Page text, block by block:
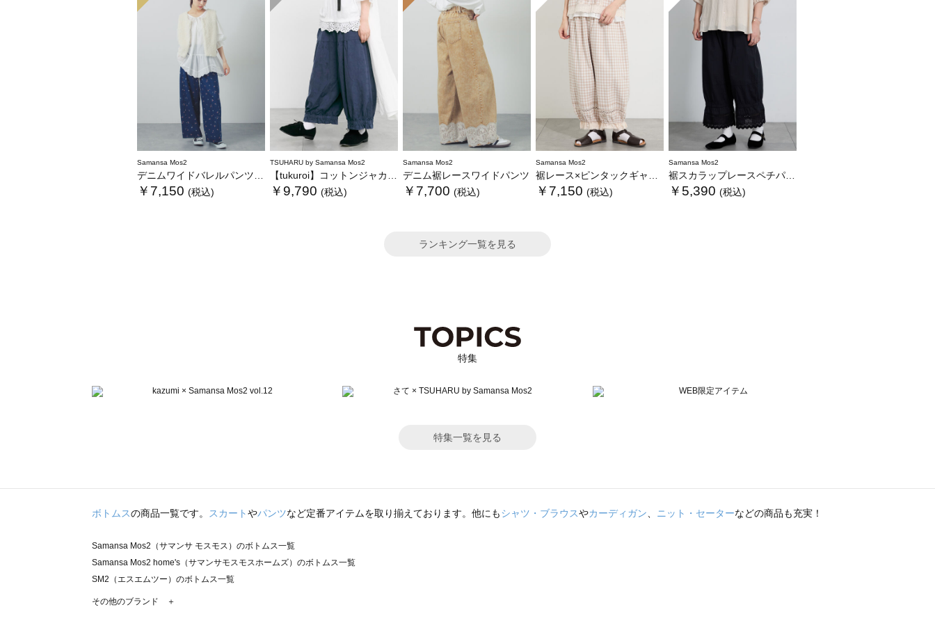
Samansa Mos2
デニムワイドバレルパンツ〈WEB限定SS・XLサイズ〉
￥7,150 (税込)
TSUHARU by Samansa Mos2
【tukuroi】コットンジャカード製品染め裾フリルパンツ《WEB限定》
￥9,790 (税込)
Samansa Mos2
デニム裾レースワイドパンツ
￥7,700 (税込)
Samansa Mos2
裾レース×ピンタックギャザーパンツ《限定カラーあり》
￥7,150 (税込)
Samansa Mos2
裾スカラップレースペチパンツ
￥5,390 (税込)
ランキング一覧を見る
特集
特集一覧を見る
ボトムスの商品一覧です。 スカートやパンツなど定番アイテムを取り揃えております。他にもシャツ・ブラウスやカーディガン、 ニット・セーターなどの商品も充実！
Samansa Mos2（サマンサ モスモス）のボトムス一覧
Samansa Mos2 home's（サマンサモスモスホームズ）のボトムス一覧
SM2（エスエムツー）のボトムス一覧
TSUHARU by Samansa Mos2（ツハルバイサマンサモスモス）のボトムス一覧
その他のブランド ＋